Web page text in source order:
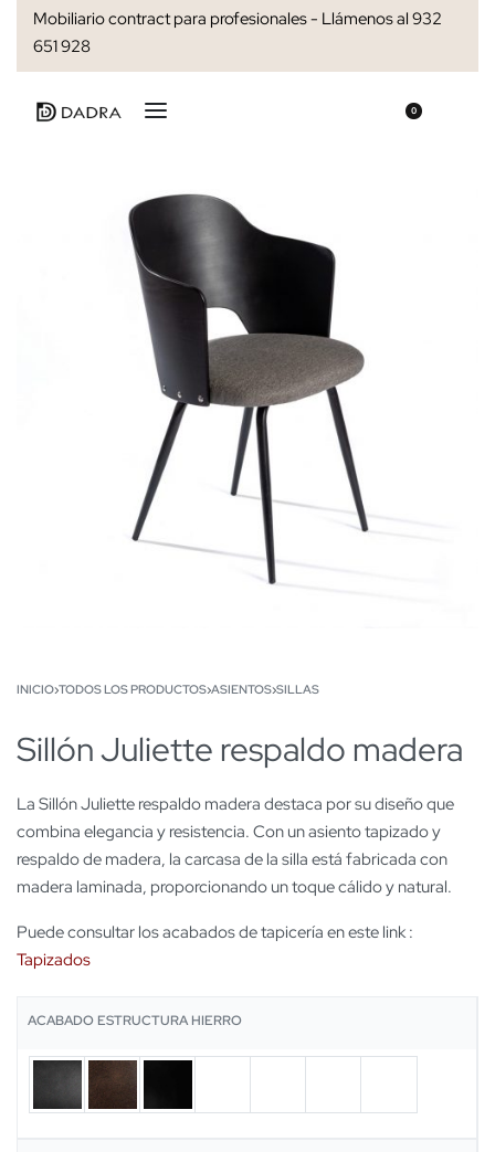
Mobiliario contract para profesionales - Llámenos al 932
651 928
0
INICIO›TODOS LOS PRODUCTOS›ASIENTOS›SILLAS
Sillón Juliette respaldo madera
La Sillón Juliette respaldo madera destaca por su diseño que
combina elegancia y resistencia. Con un asiento tapizado y
respaldo de madera, la carcasa de la silla está fabricada con
madera laminada, proporcionando un toque cálido y natural.
Puede consultar los acabados de tapicería en este link :
Tapizados
ACABADO ESTRUCTURA HIERRO